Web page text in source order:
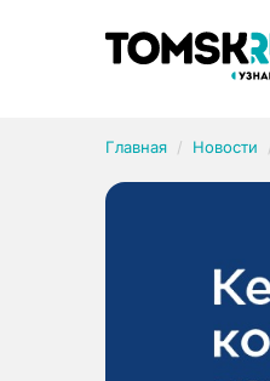
Главная Новости
Рубрики